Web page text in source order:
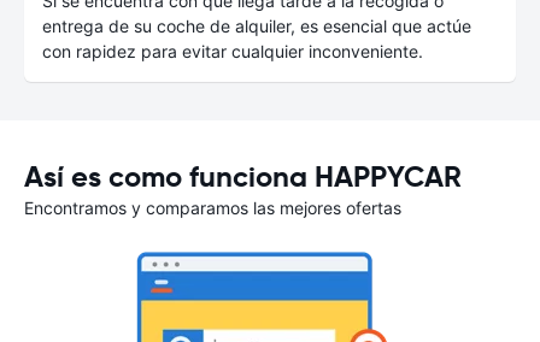
entrega de su coche de alquiler, es esencial que actúe
con rapidez para evitar cualquier inconveniente.
Así es como funciona HAPPYCAR
Encontramos y comparamos las mejores ofertas